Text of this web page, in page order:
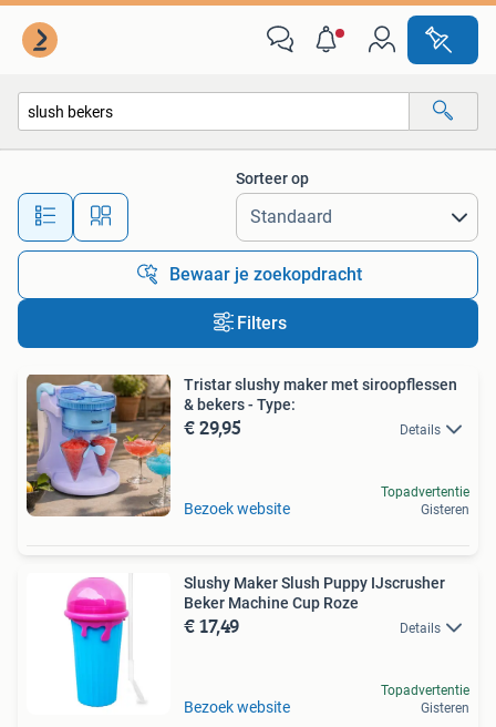
Alle afstanden…
Sorteer op
Bewaar je zoekopdracht
Filters
Tristar slushy maker met siroopflessen
& bekers - Type:
€ 29,95 Details
Bezoek website
Topadvertentie
Gisteren
Slushy Maker Slush Puppy IJscrusher
Beker Machine Cup Roze
€ 17,49 Details
Bezoek website
Topadvertentie
Gisteren